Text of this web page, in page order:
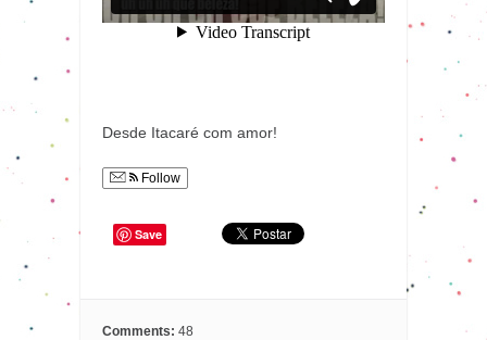
Desde Itacaré com amor!
Follow
Save
Comments: 48